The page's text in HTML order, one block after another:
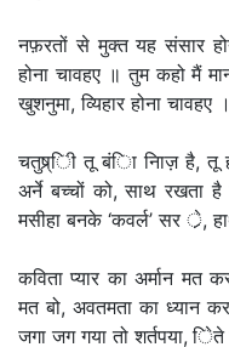
नफ़रतों से मुक्त यह संसार
होना चावहए ॥ तुम कहो मैं
खुशनुमा, व्यिहार होना चावहए ।
चतुष्र्िी तू बंिा निाज़ है,
अर्ने बच्चों को, साथ रखता
मसीहा बनके ‘कवर्ल’ सर र्े,
कविता प्यार का अर्मान
मत बो, अवतमता का ध्यान
जगा जग गया तो शर्तपया, िेते